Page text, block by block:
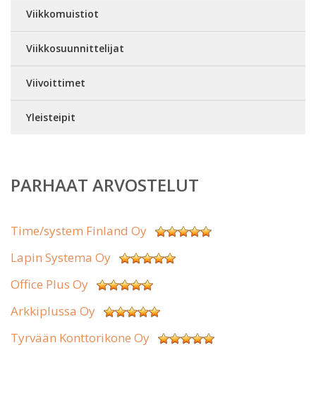
Viikkomuistiot
Viikkosuunnittelijat
Viivoittimet
Yleisteipit
PARHAAT ARVOSTELUT
Time/system Finland Oy
Lapin Systema Oy
Office Plus Oy
Arkkiplussa Oy
Tyrvään Konttorikone Oy